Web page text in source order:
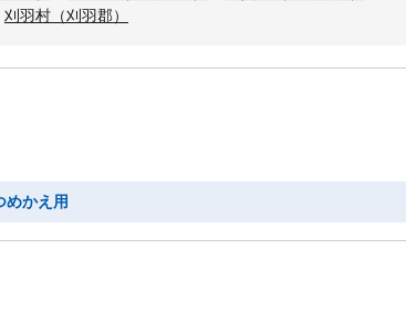
刈羽村（刈羽郡）
かえ用